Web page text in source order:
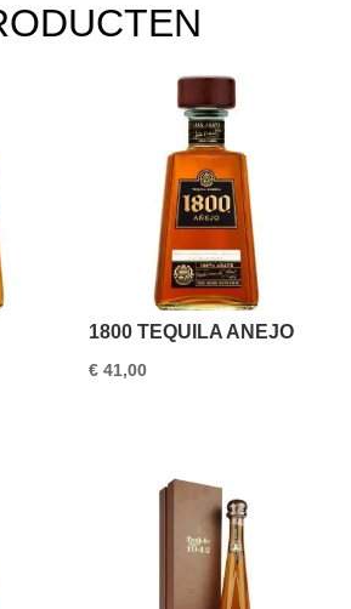
1800 TEQUILA ANEJO
€ 41,00